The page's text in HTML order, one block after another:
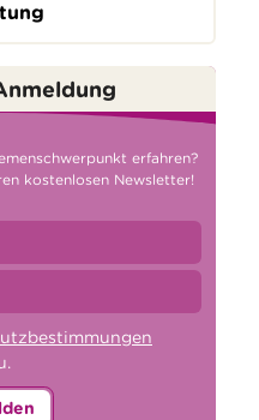
erfahren?
kostenlosen Newsletter!